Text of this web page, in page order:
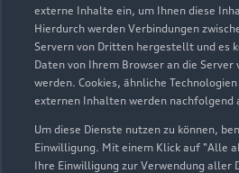
externe Inhalte ein, um Ihnen diese
Hierdurch werden Verbindungen
Servern von Dritten hergestellt und es
Daten von Ihrem Browser an die
werden. Cookies, ähnliche
externen Inhalten werden nachfolgend
Um diese Dienste nutzen zu können,
Einwilligung. Mit einem Klick auf "Alle
Ihre Einwilligung zur Verwendung aller
Zusätzlich können Sie sich
Schutz für Ihren Audi sichern
Versicherung.
Zu den